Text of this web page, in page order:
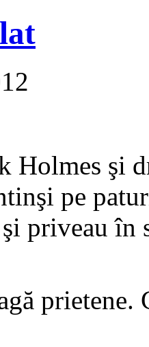
Holmes şi
pe
priveau în
prietene.